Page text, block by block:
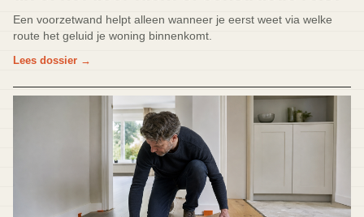
Een voorzetwand helpt alleen wanneer je eerst weet via welke
route het geluid je woning binnenkomt.
Lees dossier →